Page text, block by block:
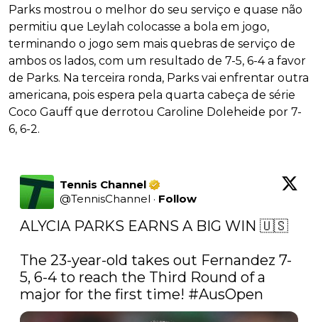
Parks mostrou o melhor do seu serviço e quase não
permitiu que Leylah colocasse a bola em jogo,
terminando o jogo sem mais quebras de serviço de
ambos os lados, com um resultado de 7-5, 6-4 a favor
de Parks. Na terceira ronda, Parks vai enfrentar outra
americana, pois espera pela quarta cabeça de série
Coco Gauff que derrotou Caroline Doleheide por 7-
6, 6-2.
Tennis Channel
@TennisChannel · Follow
ALYCIA PARKS EARNS A BIG WIN 🇺🇸
The 23-year-old takes out Fernandez 7-
5, 6-4 to reach the Third Round of a
major for the first time! #AusOpen